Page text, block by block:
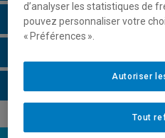
Horaire - Été 2026
d’analyser les statistiques de
pouvez personnaliser votre
« Préférences ».
Tout
Autoriser